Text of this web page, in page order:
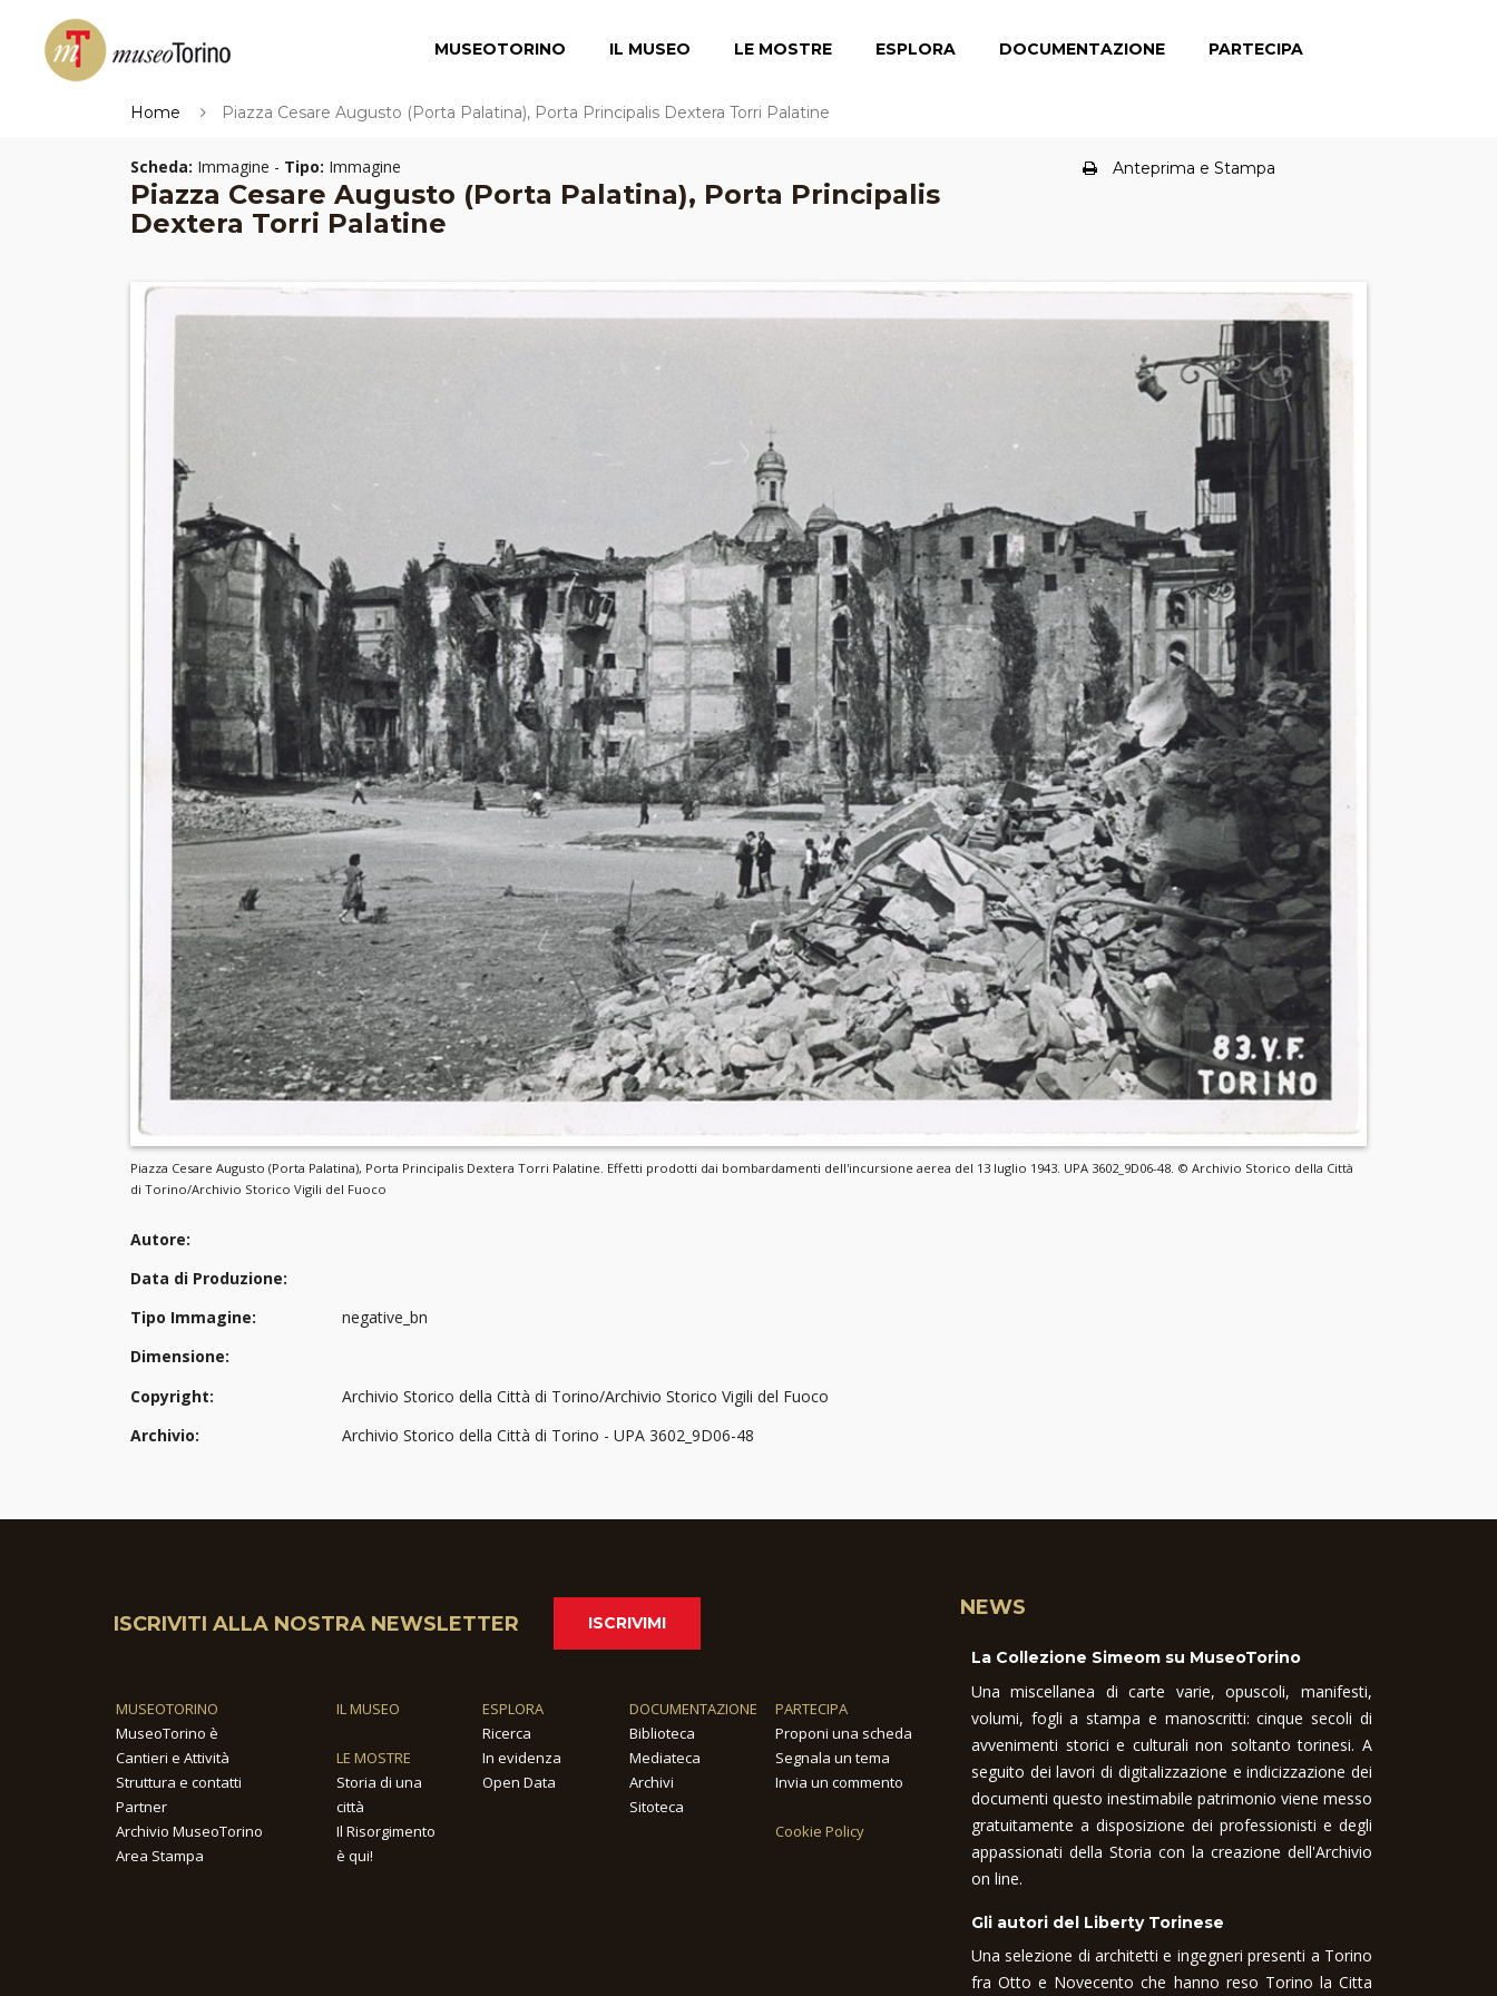
MUSEOTORINO IL MUSEO LE MOSTRE ESPLORA DOCUMENTAZIONE PARTECIPA
Home Piazza Cesare Augusto (Porta Palatina), Porta Principalis Dextera Torri Palatine
Scheda: Immagine - Tipo: Immagine
Piazza Cesare Augusto (Porta Palatina), Porta Principalis
Dextera Torri Palatine
Anteprima e Stampa
Piazza Cesare Augusto (Porta Palatina), Porta Principalis Dextera Torri Palatine. Effetti prodotti dai bombardamenti dell'incursione aerea del 13 luglio 1943. UPA 3602_9D06-48. © Archivio Storico della Città
di Torino/Archivio Storico Vigili del Fuoco
Autore:
Data di Produzione:
Tipo Immagine:
negative_bn
Dimensione:
Copyright:
Archivio Storico della Città di Torino/Archivio Storico Vigili del Fuoco
Archivio:
Archivio Storico della Città di Torino - UPA 3602_9D06-48
ISCRIVITI ALLA NOSTRA NEWSLETTER ISCRIVIMI
MUSEOTORINO
MuseoTorino è
Cantieri e Attività
Struttura e contatti
Partner
Archivio MuseoTorino
Area Stampa
IL MUSEO
LE MOSTRE
Storia di una
città
Il Risorgimento
è qui!
ESPLORA
Ricerca
In evidenza
Open Data
DOCUMENTAZIONE
Biblioteca
Mediateca
Archivi
Sitoteca
PARTECIPA
Proponi una scheda
Segnala un tema
Invia un commento
Cookie Policy
NEWS
La Collezione Simeom su MuseoTorino
Una miscellanea di carte varie, opuscoli, manifesti,
volumi, fogli a stampa e manoscritti: cinque secoli di
avvenimenti storici e culturali non soltanto torinesi. A
seguito dei lavori di digitalizzazione e indicizzazione dei
documenti questo inestimabile patrimonio viene messo
gratuitamente a disposizione dei professionisti e degli
appassionati della Storia con la creazione dell'Archivio
on line.
Gli autori del Liberty Torinese
Una selezione di architetti e ingegneri presenti a Torino
fra Otto e Novecento che hanno reso Torino la Citta